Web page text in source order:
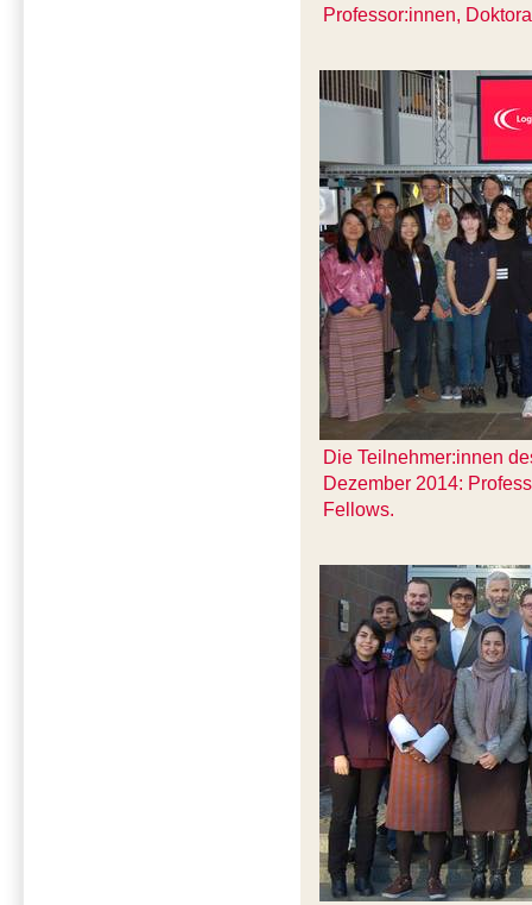
Professor:innen,
Die Teilnehmer:innen
Dezember 2014:
Fellows.